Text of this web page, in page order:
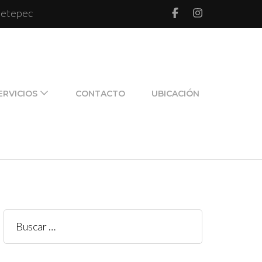
CONTACTO UBICACIÓN
Buscar: